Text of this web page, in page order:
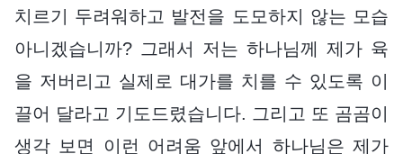
치르기 두려워하고 발전을 도모하지 않는 모습
아니겠습니까? 그래서 저는 하나님께 제가 육
을 저버리고 실제로 대가를 치를 수 있도록 이
끌어 달라고 기도드렸습니다. 그리고 또 곰곰이
생각 보면 이런 어려움 앞에서 하나님은 제가